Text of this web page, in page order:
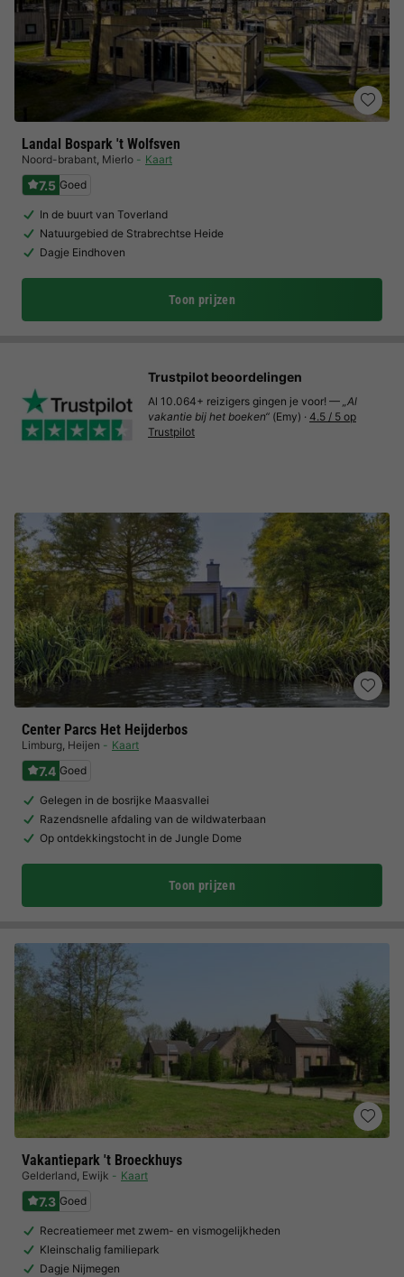
Landal Bospark 't Wolfsven
Noord-brabant, Mierlo Kaart
7.5 Goed
In de buurt van Toverland
Natuurgebied de Strabrechtse Heide
Dagje Eindhoven
Toon prijzen
Center Parcs Het Heijderbos
Limburg, Heijen Kaart
7.4 Goed
Gelegen in de bosrijke Maasvallei
Razendsnelle afdaling van de wildwaterbaan
Op ontdekkingstocht in de Jungle Dome
Toon prijzen
Vakantiepark 't Broeckhuys
Gelderland, Ewijk Kaart
7.3 Goed
Recreatiemeer met zwem- en vismogelijkheden
Kleinschalig familiepark
Dagje Nijmegen
Trustpilot beoordelingen
Al 10.064+ reizigers gingen je voor! — „Al
vakantie bij het boeken“ (Emy) · 4.5 / 5 op
Trustpilot